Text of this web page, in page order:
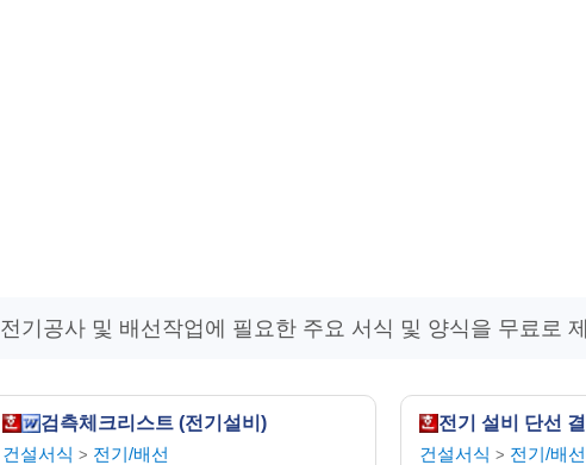
전기공사 및 배선작업에 필요한 주요 서식 및 양식을 무료로
검측체크리스트 (전기설비)
건설서식 > 전기/배선
전기 설비 단선
건설서식 > 전기/배선